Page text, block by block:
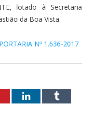
lotado à Secretaria
da Boa Vista.
Nº 1.636-2017
LinkedInTumblr